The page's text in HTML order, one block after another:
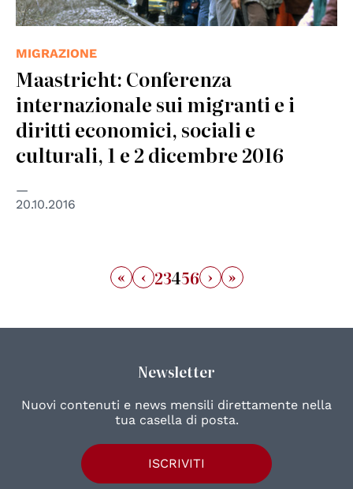
MIGRAZIONE
Maastricht: Conferenza
internazionale sui migranti e i
diritti economici, sociali e
culturali, 1 e 2 dicembre 2016
20.10.2016
« ‹ 23456 › »
Newsletter
Nuovi contenuti e news mensili direttamente nella
tua casella di posta.
ISCRIVITI